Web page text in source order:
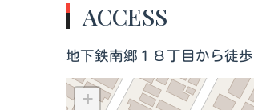
ACCESS
地下鉄南郷１８丁目から徒
+